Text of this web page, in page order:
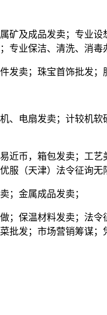
及成品发卖；专业设
专业保洁、清洗、消毒
卖；珠宝首饰批发；
电扇发卖；计较机软
币，箱包发卖；工艺
服（天津）法令征询无
金属成品发卖；
保温材料发卖；法令
批发；市场营销筹谋